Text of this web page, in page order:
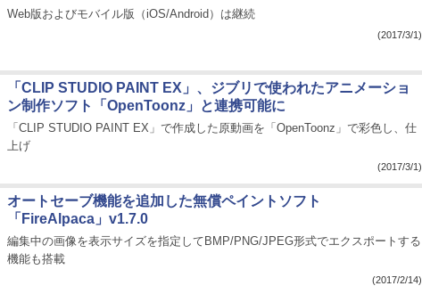
Web版およびモバイル版（iOS/Android）は継続
(2017/3/1)
「CLIP STUDIO PAINT EX」、ジブリで使われたアニメーショ
ン制作ソフト「OpenToonz」と連携可能に
「CLIP STUDIO PAINT EX」で作成した原動画を「OpenToonz」で彩色し、仕
上げ
(2017/3/1)
オートセーブ機能を追加した無償ペイントソフト
「FireAlpaca」v1.7.0
編集中の画像を表示サイズを指定してBMP/PNG/JPEG形式でエクスポートする
機能も搭載
(2017/2/14)